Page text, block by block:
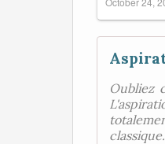
Oubliez